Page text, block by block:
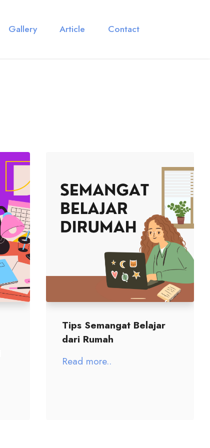
Gallery Article Contact
Tips Semangat Belajar
dari Rumah
Read more..